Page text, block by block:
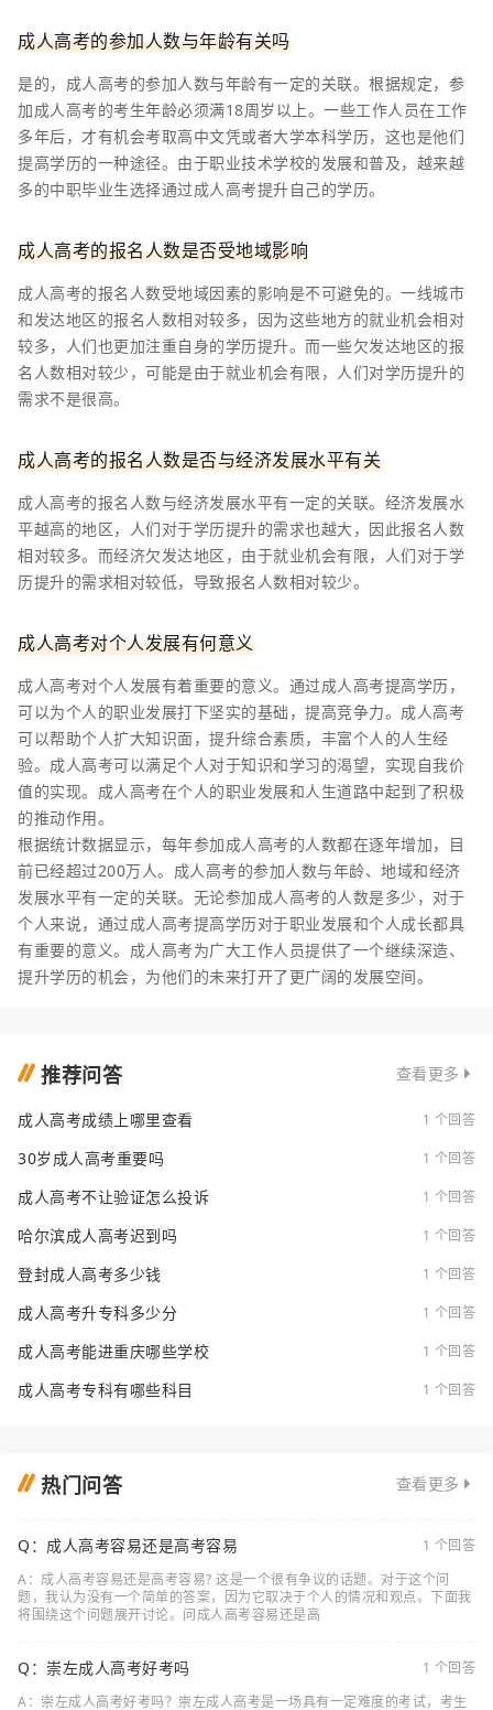
成人高考的参加人数与年龄有关吗
是的，成人高考的参加人数与年龄有一定的关联。根据规定，参
加成人高考的考生年龄必须满18周岁以上。一些工作人员在工作
多年后，才有机会考取高中文凭或者大学本科学历，这也是他们
提高学历的一种途径。由于职业技术学校的发展和普及，越来越
多的中职毕业生选择通过成人高考提升自己的学历。
成人高考的报名人数是否受地域影响
成人高考的报名人数受地域因素的影响是不可避免的。一线城市
和发达地区的报名人数相对较多，因为这些地方的就业机会相对
较多，人们也更加注重自身的学历提升。而一些欠发达地区的报
名人数相对较少，可能是由于就业机会有限，人们对学历提升的
需求不是很高。
成人高考的报名人数是否与经济发展水平有关
成人高考的报名人数与经济发展水平有一定的关联。经济发展水
平越高的地区，人们对于学历提升的需求也越大，因此报名人数
相对较多。而经济欠发达地区，由于就业机会有限，人们对于学
历提升的需求相对较低，导致报名人数相对较少。
成人高考对个人发展有何意义
成人高考对个人发展有着重要的意义。通过成人高考提高学历，
可以为个人的职业发展打下坚实的基础，提高竞争力。成人高考
可以帮助个人扩大知识面，提升综合素质，丰富个人的人生经
验。成人高考可以满足个人对于知识和学习的渴望，实现自我价
值的实现。成人高考在个人的职业发展和人生道路中起到了积极
的推动作用。
根据统计数据显示，每年参加成人高考的人数都在逐年增加，目
前已经超过200万人。成人高考的参加人数与年龄、地域和经济
发展水平有一定的关联。无论参加成人高考的人数是多少，对于
个人来说，通过成人高考提高学历对于职业发展和个人成长都具
有重要的意义。成人高考为广大工作人员提供了一个继续深造、
提升学历的机会，为他们的未来打开了更广阔的发展空间。
推荐问答 查看更多
成人高考成绩上哪里查看 1 个回答
30岁成人高考重要吗 1 个回答
成人高考不让验证怎么投诉 1 个回答
哈尔滨成人高考迟到吗 1 个回答
登封成人高考多少钱 1 个回答
成人高考升专科多少分 1 个回答
成人高考能进重庆哪些学校 1 个回答
成人高考专科有哪些科目 1 个回答
热门问答 查看更多
Q：成人高考容易还是高考容易
1 个回答
A：成人高考容易还是高考容易? 这是一个很有争议的话题。对于这个问
题，我认为没有一个简单的答案，因为它取决于个人的情况和观点。下面我
将围绕这个问题展开讨论。问成人高考容易还是高
Q：崇左成人高考好考吗
1 个回答
A：崇左成人高考好考吗？崇左成人高考是一场具有一定难度的考试，考生